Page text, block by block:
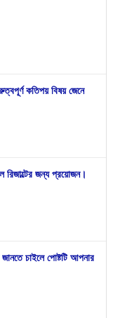
কতিপয় বিষয় জেনে
জন্য প্রয়োজন।
চাইলে পোষ্টটি আপনার